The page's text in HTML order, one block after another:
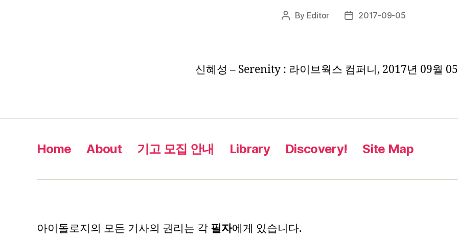
Post
By Editor
Post2017-09-05
신혜성 – Serenity : 라이브웍스 컴퍼니, 2017년 09월
Home About 기고 모집 안내 Library Discovery! Site Map
아이돌로지의 모든 기사의 권리는 각 필자에게 있습니다.